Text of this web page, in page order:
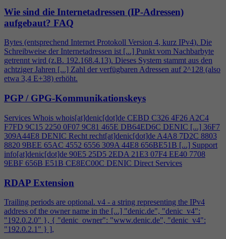
Wie sind die Internetadressen (IP-Adressen)
aufgebaut? FAQ
Bytes (entsprechend Internet Protokoll Version 4, kurz IPv4). Die
Schreibweise der Internetadressen ist [...] Punkt vom Nachbarbyte
getrennt wird (z.B. 192.168.4.13). Dieses System stammt aus den
achtziger Jahren [...] Zahl der verfügbaren Adressen auf 2^128 (also
etwa 3,4 E+38) erhöht.
PGP / GPG-Kommunikationskeys
Services Whois whois[at]denic[dot]de CEBD C326 4F26 A2C4
F7FD 9C15 2250 0F07 9C81 465E DB64ED6C DENIC [...] 36F7
309A44E8 DENIC Recht recht[at]denic[dot]de A4A8 7D2C 8803
8820 9BEE 65AC 4552 6556 309A 44E8 656BE51B [...] Support
info[at]denic[dot]de 90E5 25D5 2EDA 21E3 07F4 EE40 7708
9EBF 656B E51B CE8EC00C DENIC Direct Services
RDAP Extension
Trailing periods are optional. v4 - a string representing the IPv4
address of the owner name in the [...] "denic.de", "denic_v4":
"192.0.2.0" }, { "denic_owner": "www.denic.de", "denic_v4":
"192.0.2.1" } ],